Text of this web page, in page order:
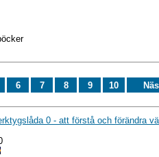
6 7 8 9 10
0 - att förstå och förändra